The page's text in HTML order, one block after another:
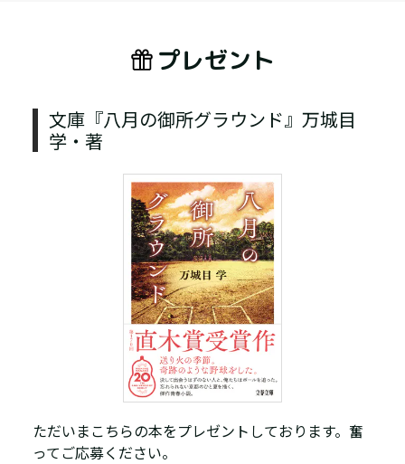
プレゼント
文庫『八月の御所グラウンド』万城目
学・著
ただいまこちらの本をプレゼントしております。奮
ってご応募ください。